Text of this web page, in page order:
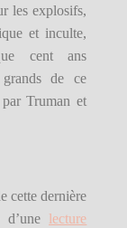
les explosifs,
et inculte,
cent ans
grands de ce
Truman et
cette dernière
lecture